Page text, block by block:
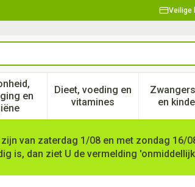
Veilige
en
Toon submenu voor Schoonheid,
Dieet, voeding en
vitaminesToon submenu voor
en
van zaterdag 1/08 en met zondag 16/
is, dan ziet U de vermelding